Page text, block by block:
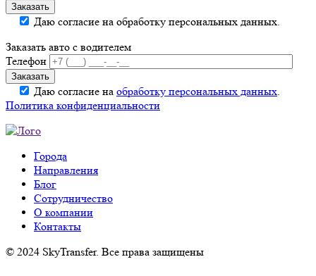
Даю согласие на обработку персональных данных.
Заказать авто с водителем
Телефон
Даю согласие на обработку персональных данных.
Политика конфиденциальности
Города
Направления
Блог
Сотрудничество
О компании
Контакты
© 2024 SkyTransfer. Все права защищены